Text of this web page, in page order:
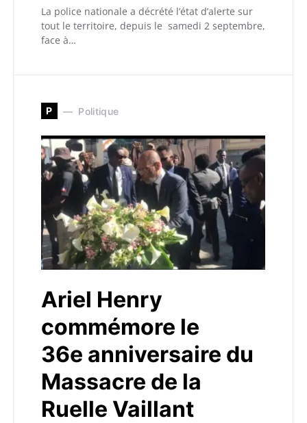
La police nationale a décrété l’état d’alerte sur
tout le territoire, depuis le samedi 2 septembre,
face à…
P Politique
Ariel Henry
commémore le
36e anniversaire du
Massacre de la
Ruelle Vaillant